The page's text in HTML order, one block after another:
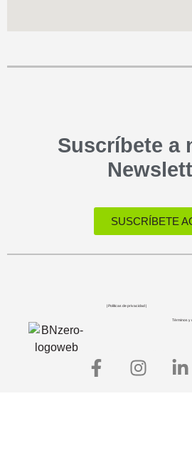
Suscríbete a
SUSCRÍBETE
| Políticas de privacidad |
Términos y